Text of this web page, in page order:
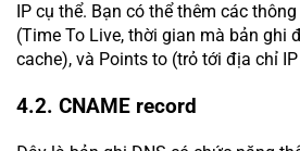
IP cụ thể. Bạn có thể thêm các
(Time To Live, thời gian mà bản ghi
cache), và Points to (trỏ tới địa chỉ
4.2. CNAME record